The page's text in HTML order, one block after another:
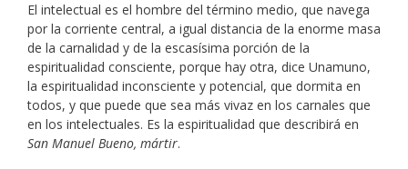
El intelectual es el hombre del término medio, que navega
por la corriente central, a igual distancia de la enorme masa
de la carnalidad y de la escasísima porción de la
espiritualidad consciente, porque hay otra, dice Unamuno,
la espiritualidad inconsciente y potencial, que dormita en
todos, y que puede que sea más vivaz en los carnales que
en los intelectuales. Es la espiritualidad que describirá en
San Manuel Bueno, mártir.